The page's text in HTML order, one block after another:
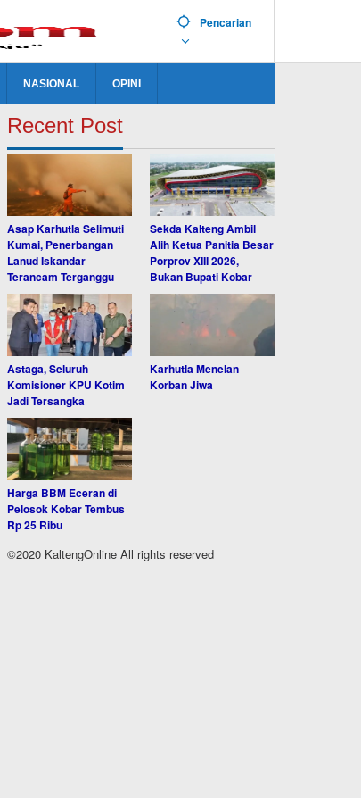
Pencarian
NASIONAL OPINI
Recent Post
Asap Karhutla Selimuti
Kumai, Penerbangan
Lanud Iskandar
Terancam Terganggu
Sekda Kalteng Ambil
Alih Ketua Panitia Besar
Porprov XIII 2026,
Bukan Bupati Kobar
Astaga, Seluruh
Komisioner KPU Kotim
Jadi Tersangka
Karhutla Menelan
Korban Jiwa
Harga BBM Eceran di
Pelosok Kobar Tembus
Rp 25 Ribu
©2020 KaltengOnline All rights reserved